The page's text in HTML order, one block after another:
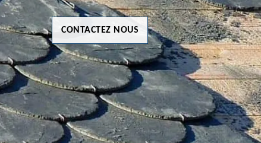
CONTACTEZ NOUS